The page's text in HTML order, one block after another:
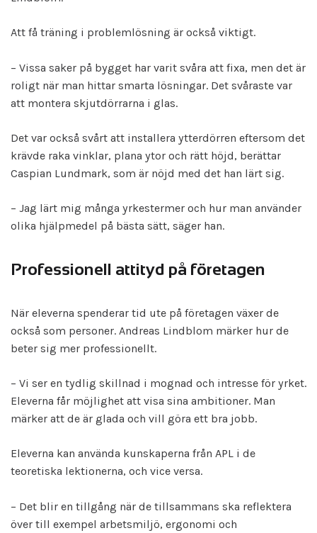
Att få träning i problemlösning är också viktigt.
– Vissa saker på bygget har varit svåra att fixa, men det är
roligt när man hittar smarta lösningar. Det svåraste var
att montera skjutdörrarna i glas.
Det var också svårt att installera ytterdörren eftersom det
krävde raka vinklar, plana ytor och rätt höjd, berättar
Caspian Lundmark, som är nöjd med det han lärt sig.
– Jag lärt mig många yrkestermer och hur man använder
olika hjälpmedel på bästa sätt, säger han.
Professionell attityd på företagen
När eleverna spenderar tid ute på företagen växer de
också som personer. Andreas Lindblom märker hur de
beter sig mer professionellt.
– Vi ser en tydlig skillnad i mognad och intresse för yrket.
Eleverna får möjlighet att visa sina ambitioner. Man
märker att de är glada och vill göra ett bra jobb.
Eleverna kan använda kunskaperna från APL i de
teoretiska lektionerna, och vice versa.
– Det blir en tillgång när de tillsammans ska reflektera
över till exempel arbetsmiljö, ergonomi och